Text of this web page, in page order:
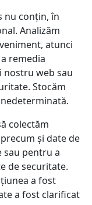
nu conțin, în
Analizăm
atunci
remedia
web sau
Stocăm
colectăm
și date de
sau pentru a
de securitate.
a fost
a fost clarificat